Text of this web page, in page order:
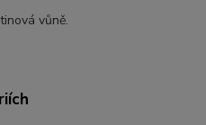
vůně.